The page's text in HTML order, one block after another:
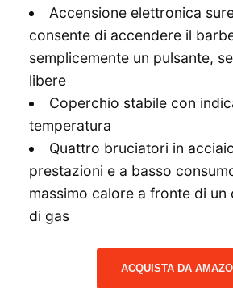
Accensione elettronica
consente di accendere il
semplicemente un pulsante,
libere
Coperchio stabile con
temperatura
Quattro bruciatori in
prestazioni e a basso
massimo calore a fronte di un
di gas
ACQUISTA DA